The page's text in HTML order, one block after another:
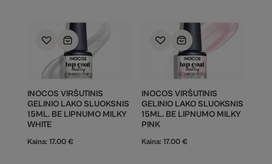
INOCOS VIRŠUTINIS
GELINIO LAKO SLUOKSNIS
15ML. BE LIPNUMO MILKY
WHITE
Kaina: 17.00 €
INOCOS VIRŠUTINIS
GELINIO LAKO SLUOKSNIS
15ML. BE LIPNUMO MILKY
PINK
Kaina: 17.00 €